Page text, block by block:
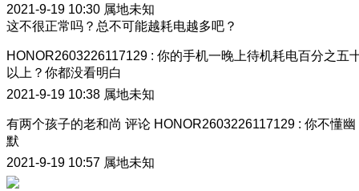
2021-9-19 10:30 属地未知
这不很正常吗？总不可能越耗电越多吧？
HONOR2603226117129 : 你的手机一晚上待机耗电百分之五
以上？你都没看明白
2021-9-19 10:38 属地未知
有两个孩子的老和尚 评论 HONOR2603226117129 : 你不懂幽
默
2021-9-19 10:57 属地未知